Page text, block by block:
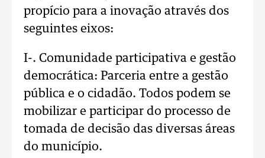
propício para a inovação através dos
seguintes eixos:
I-. Comunidade participativa e gestão
democrática: Parceria entre a gestão
pública e o cidadão. Todos podem se
mobilizar e participar do processo de
tomada de decisão das diversas áreas
do município.